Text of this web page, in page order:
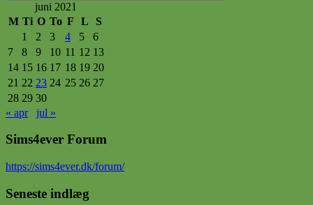
Søg
juni 2021
M Ti O To F L
S
1
2 3 4 5
6
7
8 9 10 11 12 13
14 15 16 17 18 19 20
21 22 23 24 25 26 27
28 29 30
« apr
jul »
Sims4ever Forum
https://sims4ever.dk/forum/
Seneste indlæg